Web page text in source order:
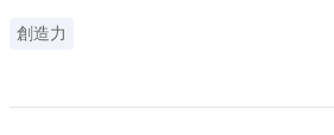
創造力